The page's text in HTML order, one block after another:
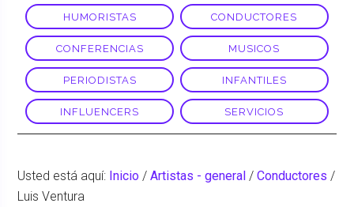
HUMORISTAS CONDUCTORES
CONFERENCIAS MUSICOS
PERIODISTAS INFANTILES
INFLUENCERS SERVICIOS
Usted está aquí: Inicio / Artistas - general / Conductores /
Luis Ventura